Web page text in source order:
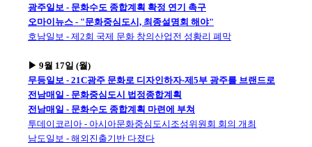
광주일보 - 문화수도 종합계획 확정 연기 촉구
오마이뉴스 - "문화중심도시, 최종설명회 해야"
호남일보 - 제2회 국제 문화 창의산업전 성황리 폐막
▶ 9월 17일 (월)
무등일보 - 21C광주 문화로 디자인하자-제5부 광주를 브랜드로
전남매일 - 문화중심도시 법정종합계획
전남매일 - 문화수도 종합계획 마련에 부쳐
투데이코리아 - 아시아문화중심도시조성위원회 회의 개최
남도일보 - 해외진출기반 다졌다